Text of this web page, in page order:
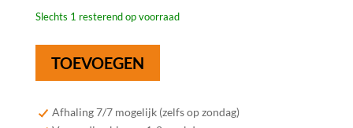
Slechts 1 resterend op voorraad
Beersel
jaar
TOEVOEGEN
Afhaling 7/7 mogelijk (zelfs op zondag)